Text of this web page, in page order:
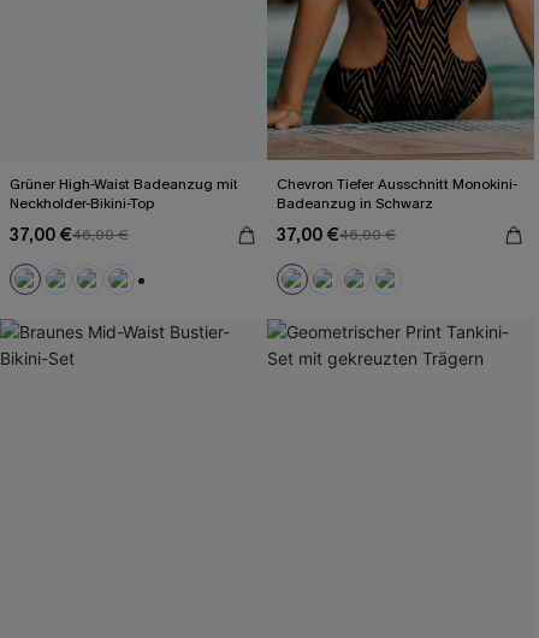
Grüner High-Waist Badeanzug mit
Neckholder-Bikini-Top
37,00 €46,00 €
Chevron Tiefer Ausschnitt Monokini-
Badeanzug in Schwarz
37,00 €46,00 €